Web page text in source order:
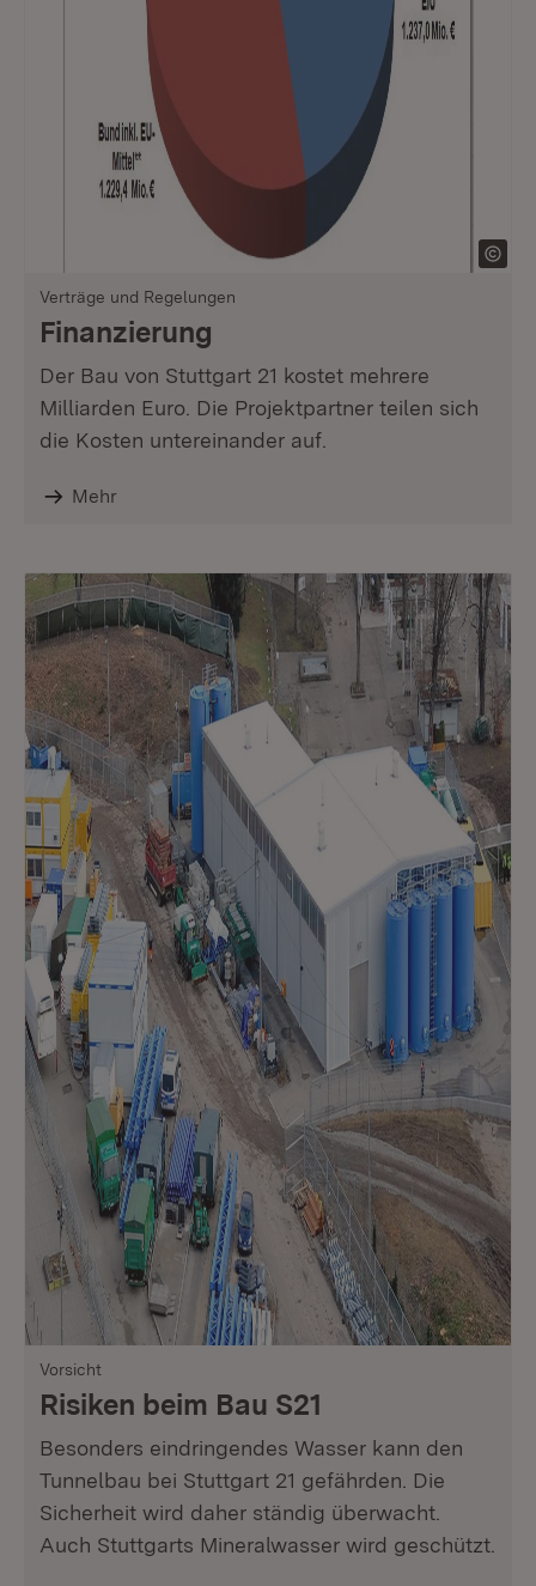
Verträge und Regelungen
Finanzierung
Der Bau von Stuttgart 21 kostet mehrere
Milliarden Euro. Die Projektpartner teilen sich
die Kosten untereinander auf.
Mehr
Vorsicht
Risiken beim Bau S21
Besonders eindringendes Wasser kann den
Tunnelbau bei Stuttgart 21 gefährden. Die
Sicherheit wird daher ständig überwacht.
Auch Stuttgarts Mineralwasser wird geschützt.